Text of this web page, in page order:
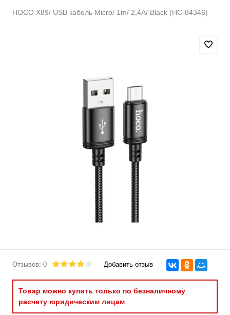
HOCO X89/ USB кабель Micro/ 1m/ 2,4A/ Black (HC-84346)
Отзывов: 0 Добавить отзыв
Товар можно купить только по безналичному
расчету юридическим лицам